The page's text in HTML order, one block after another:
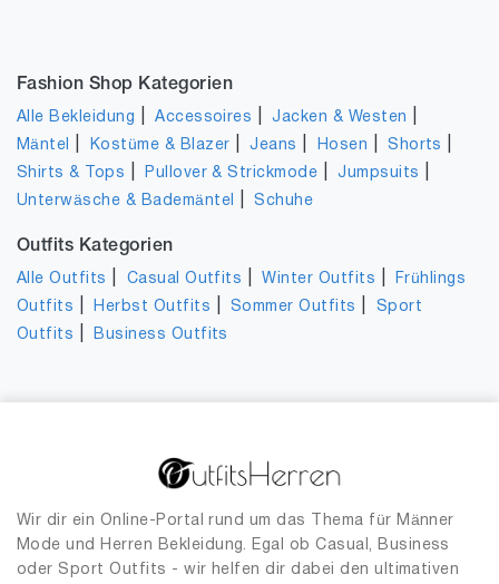
Fashion Shop Kategorien
Alle Bekleidung |Accessoires |Jacken & Westen
Mäntel Kostüme & Blazer |Jeans Hosen |Shorts
Shirts & Tops Pullover & Strickmode |Jumpsuits
Unterwäsche & Bademäntel |Schuhe
Outfits Kategorien
Alle Outfits Casual Outfits |Winter Outfits
Frühlings
Outfits
Herbst Outfits Sommer Outfits
Sport
Outfits
Business Outfits
Wir dir ein Online-Portal rund um das Thema für Männer
Mode und Herren Bekleidung. Egal ob Casual, Business
oder Sport Outfits - wir helfen dir dabei den ultimativen